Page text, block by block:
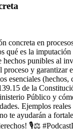
concreta en
qué es la
hechos punibles al
y garantizar
esenciales
de la
Público y
Ejemplos
te ayudarán a
🎙️⚖️